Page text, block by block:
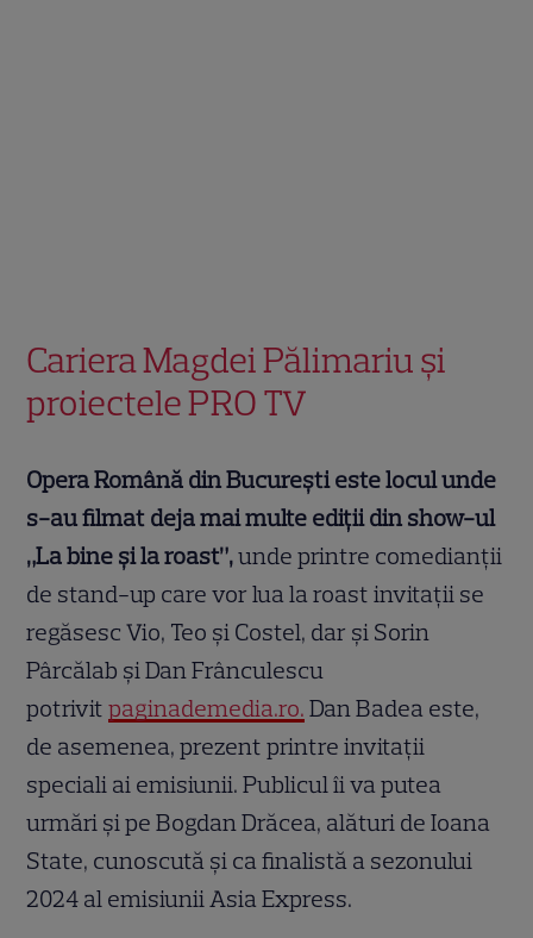
Cariera Magdei Pălimariu și
proiectele PRO TV
Opera Română din București este locul unde
s-au filmat deja mai multe ediții din show-ul
„La bine și la roast”,unde printre comedianții
de stand-up care vor lua la roast invitații se
regăsesc Vio, Teo și Costel, dar și Sorin
Pârcălab și Dan Frânculescu
potrivitpaginademedia.ro. Dan Badea este,
de asemenea, prezent printre invitații
speciali ai emisiunii. Publicul îi va putea
urmări și pe Bogdan Drăcea, alături de Ioana
State, cunoscută și ca finalistă a sezonului
2024 al emisiunii Asia Express.